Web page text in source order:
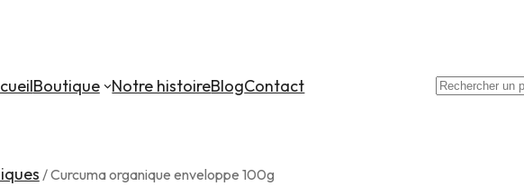
Boutique Notre histoireBlogContact Recherche
/ Curcuma organique enveloppe 100g